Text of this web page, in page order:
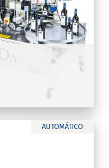
AUTOMÁTICO